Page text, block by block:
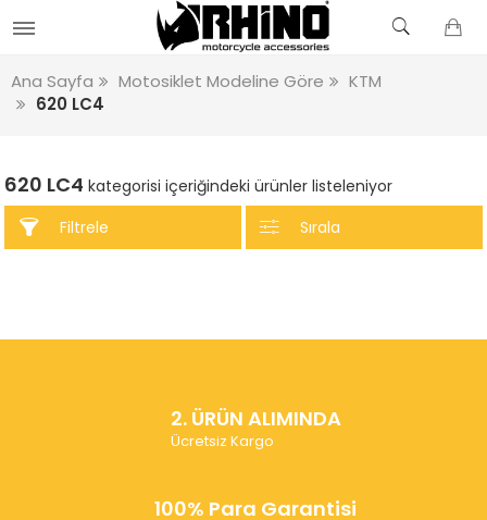
Ana Sayfa Motosiklet Modeline Göre
KTM
620 LC4
620 LC4 kategorisi içeriğindeki ürünler listeleniyor
Filtrele
Sırala
2. ÜRÜN ALIMINDA
Ücretsiz Kargo
100% Para Garantisi